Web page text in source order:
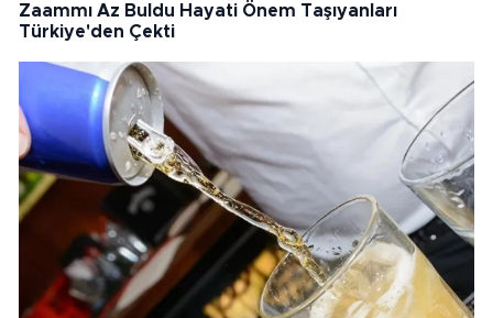
Zaammı Az Buldu Hayati Önem Taşıyanları
Türkiye'den Çekti